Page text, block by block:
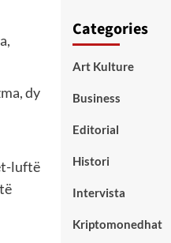
dy
luftë
Categories
Art Kulture
Business
Editorial
Histori
Intervista
Kriptomonedhat